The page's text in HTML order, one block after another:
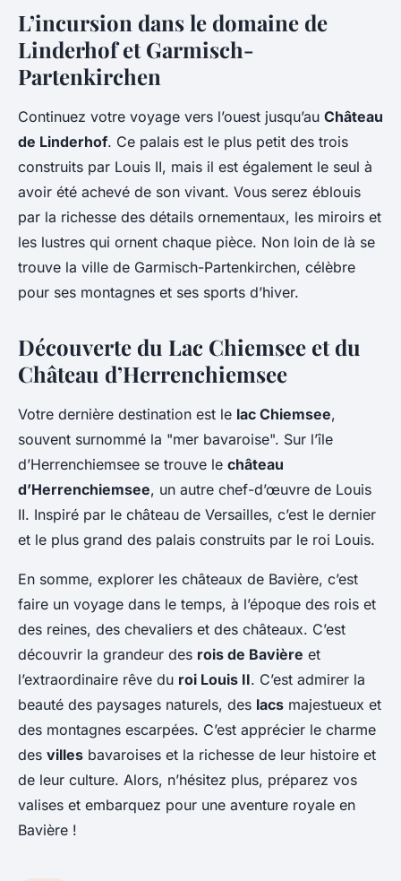
L’incursion dans le domaine de
Linderhof et Garmisch-
Partenkirchen
Continuez votre voyage vers l’ouest jusqu’au Château
de Linderhof. Ce palais est le plus petit des trois
construits par Louis II, mais il est également le seul à
avoir été achevé de son vivant. Vous serez éblouis
par la richesse des détails ornementaux, les miroirs et
les lustres qui ornent chaque pièce. Non loin de là se
trouve la ville de Garmisch-Partenkirchen, célèbre
pour ses montagnes et ses sports d’hiver.
Découverte du Lac Chiemsee et du
Château d’Herrenchiemsee
Votre dernière destination est le lac Chiemsee,
souvent surnommé la "mer bavaroise". Sur l’île
d’Herrenchiemsee se trouve le château
d’Herrenchiemsee, un autre chef-d’œuvre de Louis
II. Inspiré par le château de Versailles, c’est le dernier
et le plus grand des palais construits par le roi Louis.
En somme, explorer les châteaux de Bavière, c’est
faire un voyage dans le temps, à l’époque des rois et
des reines, des chevaliers et des châteaux. C’est
découvrir la grandeur des rois de Bavière et
l’extraordinaire rêve du roi Louis II. C’est admirer la
beauté des paysages naturels, des lacs majestueux et
des montagnes escarpées. C’est apprécier le charme
des villes bavaroises et la richesse de leur histoire et
de leur culture. Alors, n’hésitez plus, préparez vos
valises et embarquez pour une aventure royale en
Bavière !